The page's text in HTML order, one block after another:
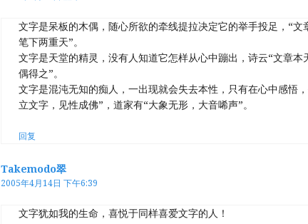
文字是呆板的木偶，随心所欲的牵线提拉决定它的举手投足，“文
笔下两重天”。
文字是天堂的精灵，没有人知道它怎样从心中蹦出，诗云“文章本
偶得之”。
文字是混沌无知的痴人，一出现就会失去本性，只有在心中感悟
立文字，见性成佛”，道家有“大象无形，大音唏声”。
回复
Takemodo翠
2005年4月14日 下午6:39
文字犹如我的生命，喜悦于同样喜爱文字的人！